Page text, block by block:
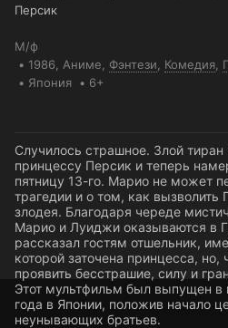
Персик
М/ф
1986, Аниме Фэнтези Комедия
Япония
6+
Случилось страшное. Злой
принцессу Персик и теперь
пятницу 13-го. Марио не может
трагедии и о том, как вызволить
злодея. Благодаря череде
Марио и Луиджи оказываются в
рассказал гостям отшельник,
которой заточена принцесса, но,
проявить бесстрашие, силу и
Этот мультфильм был выпущен в
года в Японии, положив начало
неунывающих братьев.